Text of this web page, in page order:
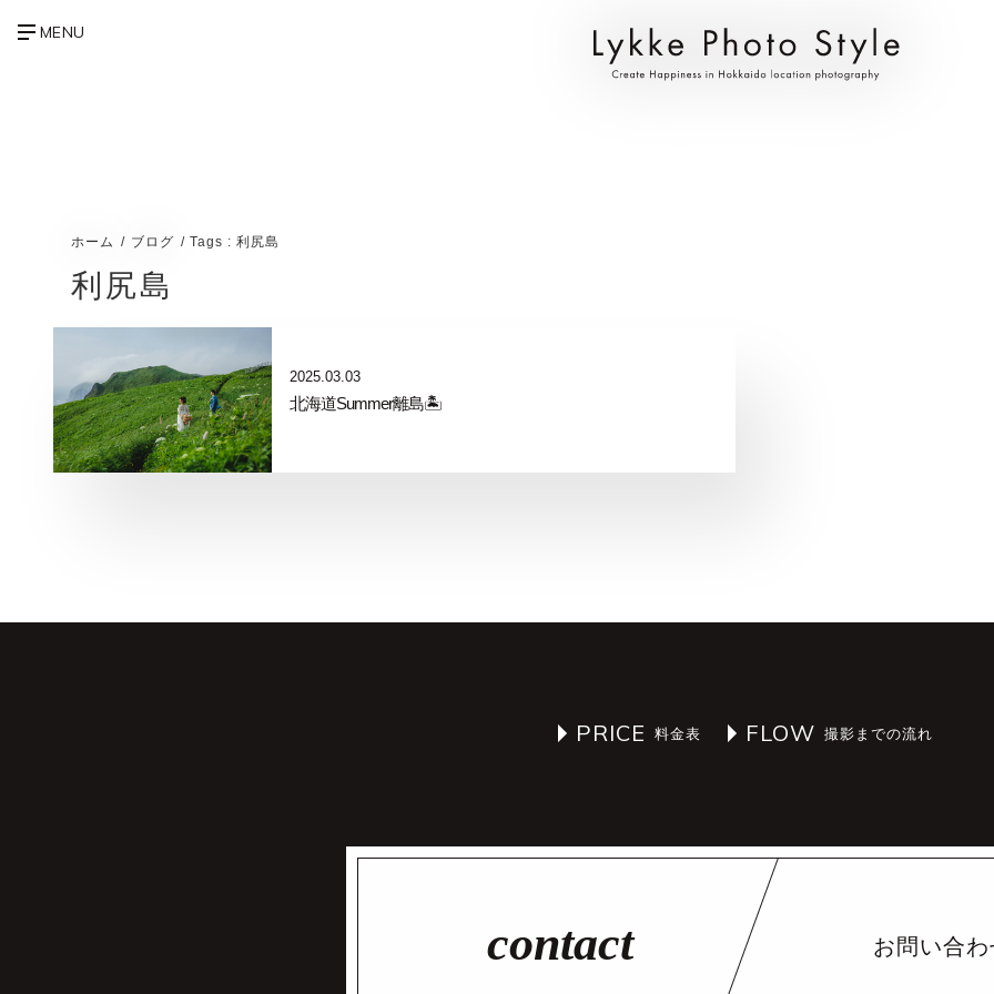
ホーム ブログ Tags : 利尻島
利尻島
2025.03.03
北海道Summer離島🏝️
PRICE FLOW
お問い合